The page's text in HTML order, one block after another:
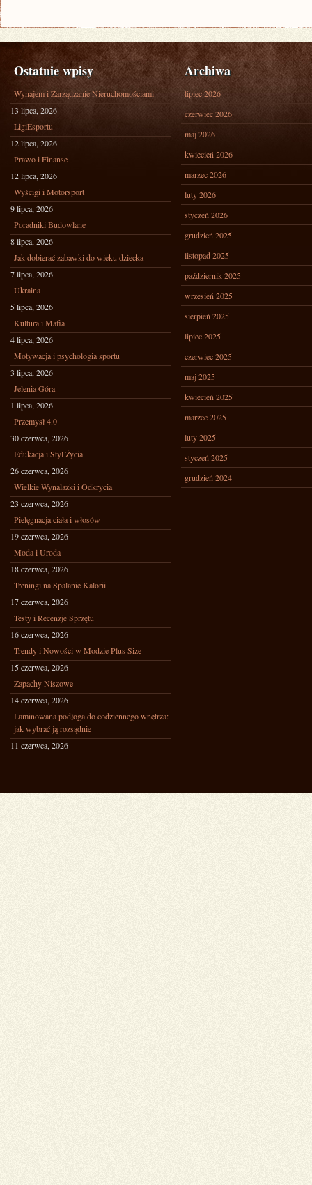
Ostatnie wpisy
Wynajem i Zarządzanie Nieruchomościami
13 lipca, 2026
LigiEsportu
12 lipca, 2026
Prawo i Finanse
12 lipca, 2026
Wyścigi i Motorsport
9 lipca, 2026
Poradniki Budowlane
8 lipca, 2026
Jak dobierać zabawki do wieku dziecka
7 lipca, 2026
Ukraina
5 lipca, 2026
Kultura i Mafia
4 lipca, 2026
Motywacja i psychologia sportu
3 lipca, 2026
Jelenia Góra
1 lipca, 2026
Przemysł 4.0
30 czerwca, 2026
Edukacja i Styl Życia
26 czerwca, 2026
Wielkie Wynalazki i Odkrycia
23 czerwca, 2026
Pielęgnacja ciała i włosów
19 czerwca, 2026
Moda i Uroda
18 czerwca, 2026
Treningi na Spalanie Kalorii
17 czerwca, 2026
Testy i Recenzje Sprzętu
16 czerwca, 2026
Trendy i Nowości w Modzie Plus Size
15 czerwca, 2026
Zapachy Niszowe
14 czerwca, 2026
Laminowana podłoga do codziennego wnętrza:
jak wybrać ją rozsądnie
11 czerwca, 2026
Archiwa
lipiec 2026
czerwiec 2026
maj 2026
kwiecień 2026
marzec 2026
luty 2026
styczeń 2026
grudzień 2025
listopad 2025
październik 2025
wrzesień 2025
sierpień 2025
lipiec 2025
czerwiec 2025
maj 2025
kwiecień 2025
marzec 2025
luty 2025
styczeń 2025
grudzień 2024